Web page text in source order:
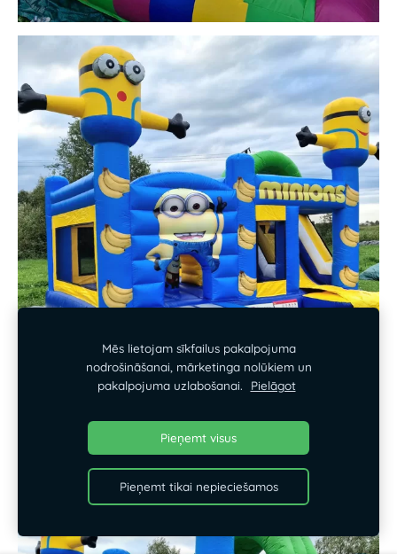
Mēs lietojam sīkfailus pakalpojuma
nodrošināšanai, mārketinga nolūkiem un
pakalpojuma uzlabošanai.
Pielāgot
Pieņemt visus
Pieņemt tikai nepieciešamos